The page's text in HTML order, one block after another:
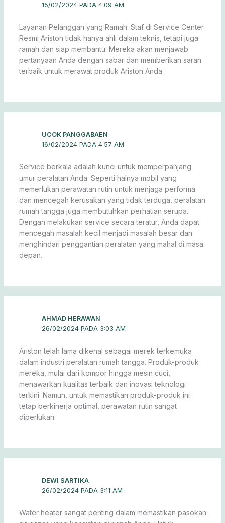
15/02/2024 PADA 4:09 AM
Layanan Pelanggan yang Ramah: Staf di Service Center
Resmi Ariston tidak hanya ahli dalam teknis, tetapi juga
ramah dan siap membantu. Mereka akan menjawab
pertanyaan Anda dengan sabar dan memberikan saran
terbaik untuk merawat produk Ariston Anda.
UCOK PANGGABAEN
16/02/2024 PADA 4:57 AM
Service berkala adalah kunci untuk memperpanjang
umur peralatan Anda. Seperti halnya mobil yang
memerlukan perawatan rutin untuk menjaga performa
dan mencegah kerusakan yang tidak terduga, peralatan
rumah tangga juga membutuhkan perhatian serupa.
Dengan melakukan service secara teratur, Anda dapat
mencegah masalah kecil menjadi masalah besar dan
menghindari penggantian peralatan yang mahal di masa
depan.
AHMAD HERAWAN
26/02/2024 PADA 3:03 AM
Ariston telah lama dikenal sebagai merek terkemuka
dalam industri peralatan rumah tangga. Produk-produk
mereka, mulai dari kompor hingga mesin cuci,
menawarkan kualitas terbaik dan inovasi teknologi
terkini. Namun, untuk memastikan produk-produk ini
tetap berkinerja optimal, perawatan rutin sangat
diperlukan.
DEWI SARTIKA
26/02/2024 PADA 3:11 AM
Water heater sangat penting dalam memastikan pasokan